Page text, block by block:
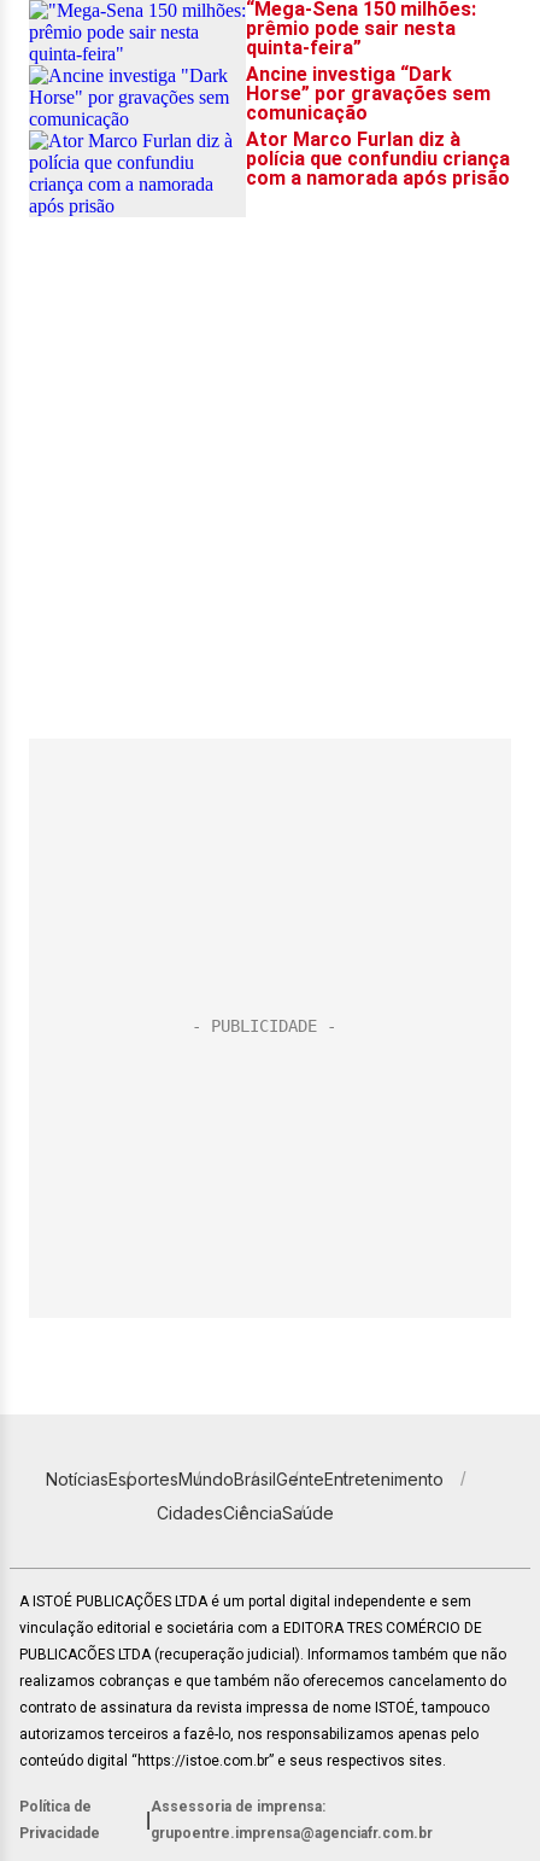
NotíciasEsportesMundoBrasilGenteEntretenimento
CidadesCiênciaSaúde
A ISTOÉ PUBLICAÇÕES LTDA é um portal digital independente e sem
vinculação editorial e societária com a EDITORA TRES COMÉRCIO DE
PUBLICACÕES LTDA (recuperação judicial). Informamos também que não
realizamos cobranças e que também não oferecemos cancelamento do
contrato de assinatura da revista impressa de nome ISTOÉ, tampouco
autorizamos terceiros a fazê-lo, nos responsabilizamos apenas pelo
conteúdo digital “https://istoe.com.br” e seus respectivos sites.
Política de
Privacidade
Assessoria de imprensa:
grupoentre.imprensa@agenciafr.com.br